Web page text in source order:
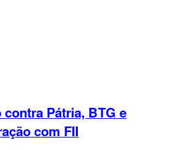
Pátria, BTG e
com FII